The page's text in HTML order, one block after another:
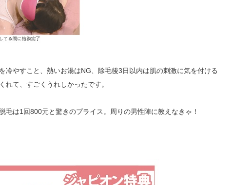
冷やすこと、熱いお湯はNG、除毛後3日以内は肌の刺激に気を付ける
れて、すごくうれしかったです。
は1回800元と驚きのプライス。周りの男性陣に教えなきゃ！